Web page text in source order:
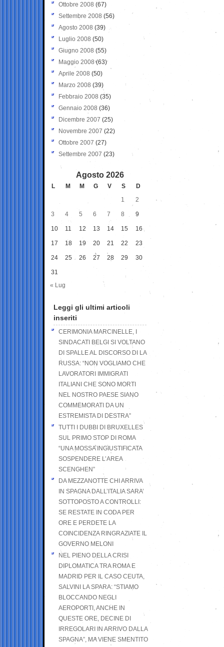
Ottobre 2008 (67)
Settembre 2008 (56)
Agosto 2008 (39)
Luglio 2008 (50)
Giugno 2008 (55)
Maggio 2008(63)
Aprile 2008 (50)
Marzo 2008 (39)
Febbraio 2008 (35)
Gennaio 2008 (36)
Dicembre 2007 (25)
Novembre 2007 (22)
Ottobre 2007 (27)
Settembre 2007 (23)
Agosto 2026
L M M G V S
D
1
2
3 4 5 6 7 8 9
10 11 12 13 14 15 16
17 18 19 20 21 22 23
24 25 26 27 28 29 30
31
« Lug
Leggi gli ultimi articoli
inseriti
CERIMONIA MARCINELLE, I
SINDACATI BELGI SI VOLTANO
DI SPALLE AL DISCORSO DI LA
RUSSA: “NON VOGLIAMO CHE
LAVORATORI IMMIGRATI
ITALIANI CHE SONO MORTI
NEL NOSTRO PAESE SIANO
COMMEMORATI DA UN
ESTREMISTA DI DESTRA”
TUTTI I DUBBI DI BRUXELLES
SUL PRIMO STOP DI ROMA
“UNA MOSSA INGIUSTIFICATA
SOSPENDERE L’AREA
SCENGHEN”
DA MEZZANOTTE CHI ARRIVA
IN SPAGNA DALL’ITALIA SARA’
SOTTOPOSTO A CONTROLLI:
SE RESTATE IN CODA PER
ORE E PERDETE LA
COINCIDENZA RINGRAZIATE IL
GOVERNO MELONI
NEL PIENO DELLA CRISI
DIPLOMATICA TRA ROMA E
MADRID PER IL CASO CEUTA,
SALVINI LA SPARA: “STIAMO
BLOCCANDO NEGLI
AEROPORTI, ANCHE IN
QUESTE ORE, DECINE DI
IRREGOLARI IN ARRIVO DALLA
SPAGNA”, MA VIENE SMENTITO